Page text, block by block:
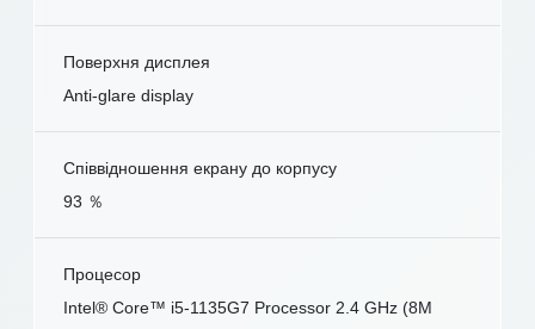
Поверхня дисплея
Anti-glare display
Співвідношення екрану до корпусу
93 ％
Процесор
Intel® Core™ i5-1135G7 Processor 2.4 GHz (8M